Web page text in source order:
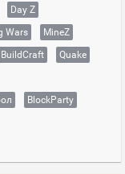
Day Z
Wars
MineZ
BuildCraft
Quake
BlockParty